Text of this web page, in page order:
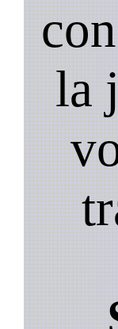
la